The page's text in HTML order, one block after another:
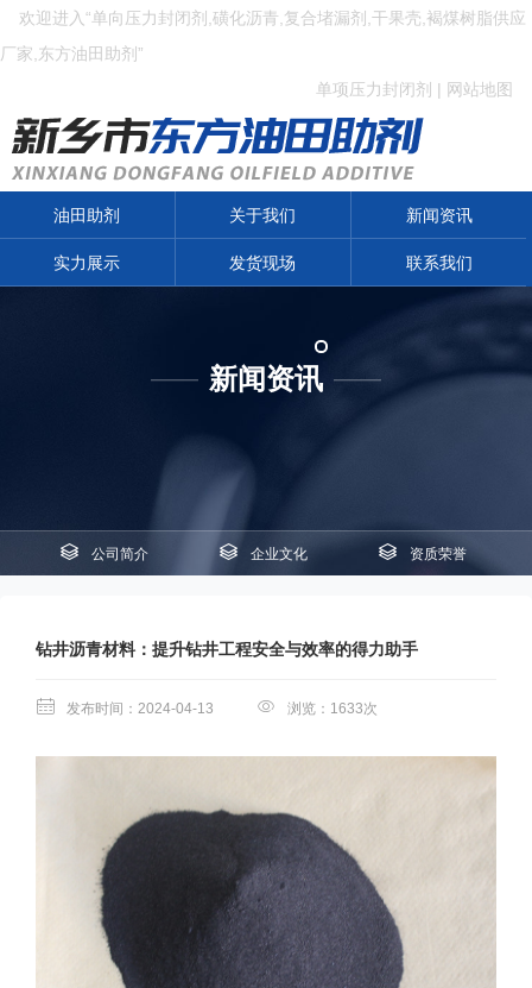
欢迎进入“单向压力封闭剂,磺化沥青,复合堵漏剂,干果壳,褐煤树脂供应
厂家,东方油田助剂”
单项压力封闭剂 | 网站地图
油田助剂 关于我们 新闻资讯
实力展示 发货现场 联系我们
—— 新闻资讯 ——
公司简介 企业文化 资质荣誉
钻井沥青材料：提升钻井工程安全与效率的得力助手
发布时间：2024-04-13 浏览：1633次